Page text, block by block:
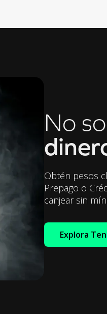
No
Obtén pesos
Prepago o
canjear sin
Explora